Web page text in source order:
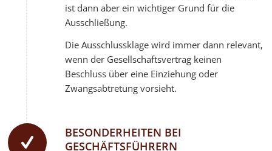
ist dann aber ein wichtiger Grund für die
Ausschließung.
Die Ausschlussklage wird immer dann relevant,
wenn der Gesellschaftsvertrag keinen
Beschluss über eine Einziehung oder
Zwangsabtretung vorsieht.
BESONDERHEITEN BEI
GESCHÄFTSFÜHRERN